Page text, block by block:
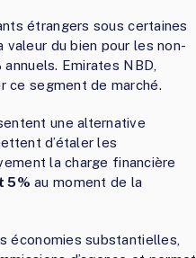
étrangers sous certaines
valeur du bien pour les non-
Emirates NBD,
ce segment de marché.
une alternative
d’étaler les
la charge financière
5% au moment de la
économies substantielles,